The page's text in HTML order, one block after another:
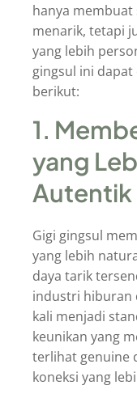
hanya
menarik, tetapi
yang lebih
gingsul ini
berikut:
1.
yang
Autentik
Gigi gingsul
yang lebih
daya tarik
industri hiburan
kali menjadi
keunikan yang
terlihat genuine
koneksi yang